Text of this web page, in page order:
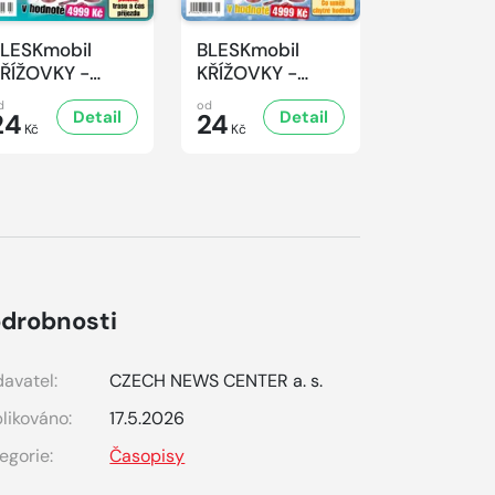
-
2/2026
Kč
Detail
BLESKmobil
KŘÍŽOVKY -
1/2026
od
24 Kč
Detail
CZECH NEWS CENTER a. s.
17.5.2026
Časopisy